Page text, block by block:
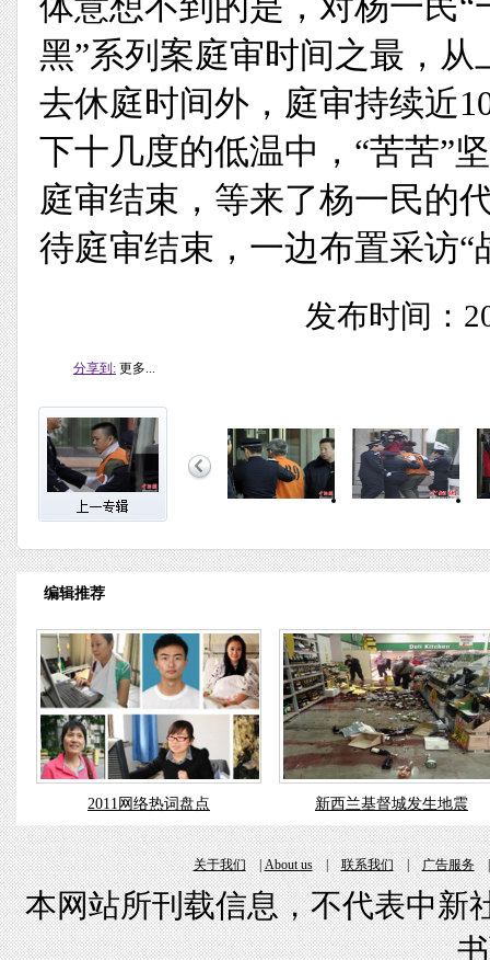
黑”系列案庭审时间之最，从
去休庭时间外，庭审持续近
下十几度的低温中，“苦苦”
庭审结束，等来了杨一民的
待庭审结束，一边布置采访“
发布时间：
分享到: 更多...
编辑推荐
2011网络热词盘点 新西兰基督城发生地震
关于我们|About us|联系我们|广告服务
本网站所刊载信息，不代表中新